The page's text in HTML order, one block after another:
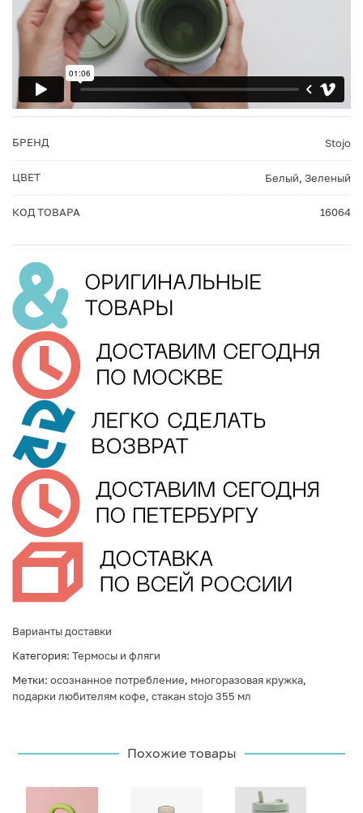
БРЕНД Stojo
ЦВЕТ Белый, Зеленый
КОД ТОВАРА 16064
Варианты доставки
Категория: Термосы и фляги
Метки: осознанное потребление, многоразовая кружка,
подарки любителям кофе, стакан stojo 355 мл
Похожие товары